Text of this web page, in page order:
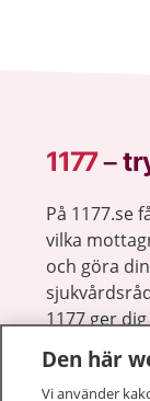
1177–
På 1177.se
vilka
och göra
1177 ger
Den här
Vi använder